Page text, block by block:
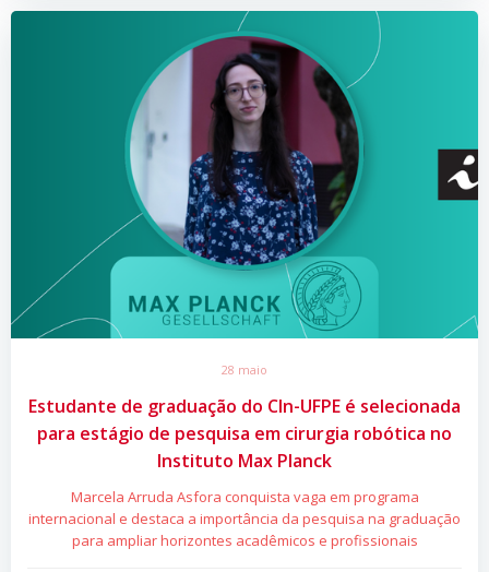
28 maio
Estudante de graduação do CIn-UFPE é selecionada
para estágio de pesquisa em cirurgia robótica no
Instituto Max Planck
Marcela Arruda Asfora conquista vaga em programa
internacional e destaca a importância da pesquisa na graduação
para ampliar horizontes acadêmicos e profissionais